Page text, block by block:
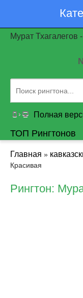
Мурат Тхагалегов
Полная
ТОП Рингтонов
Главная »
Красивая
Рингтон: